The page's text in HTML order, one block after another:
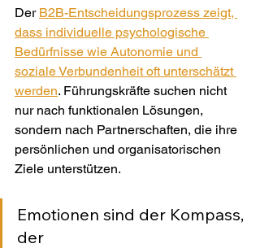
Der B2B-Entscheidungsprozess zeigt,
dass individuelle psychologische
Bedürfnisse wie Autonomie und
soziale Verbundenheit oft unterschätzt
werden. Führungskräfte suchen nicht
nur nach funktionalen Lösungen,
sondern nach Partnerschaften, die ihre
persönlichen und organisatorischen
Ziele unterstützen.
Emotionen sind der Kompass,
der